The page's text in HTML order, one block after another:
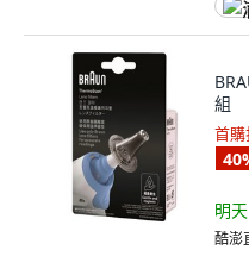
組
首
40
明
酷澎